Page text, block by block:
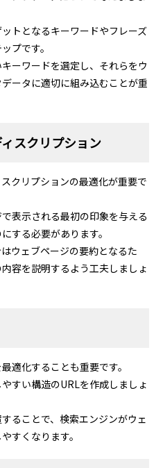
トとなるキーワードやフレーズ
プです。
ーワードを選定し、それらをウ
ータに適切に組み込むことが重
スクリプション
クリプションの最適化が重要で
表示される最初の印象を与える
する必要があります。
ウェブページの要約となるた
容を説明するよう工夫しましょ
適化することも重要です。
すい構造のURLを作成しましょ
ることで、検索エンジンがウェ
すくなります。